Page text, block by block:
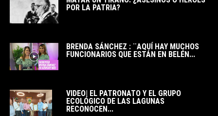
POR LA PATRIA?
BRENDA SÁNCHEZ : ¨AQUÍ HAY MUCHOS
FUNCIONARIOS QUE ESTÁN EN BELÉN...
VIDEO| EL PATRONATO Y EL GRUPO
ECOLÓGICO DE LAS LAGUNAS
RECONOCEN...